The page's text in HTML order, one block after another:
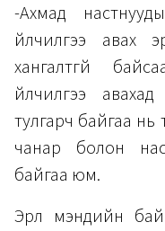
-Ахмад
үйлчилгээ авах
хангалтгүй
үйлчилгээ
тулгарч байгаа нь
чанар болон
байгаа юм.
Эрүүл мэндийн